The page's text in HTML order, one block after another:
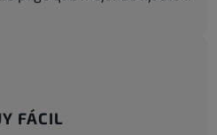
FÁCIL